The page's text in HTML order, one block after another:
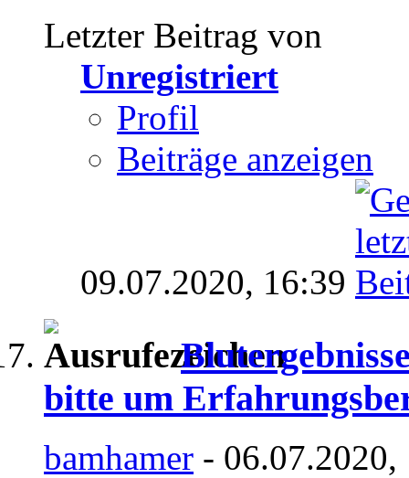
Letzter Beitrag von
Unregistriert
Profil
Beiträge anzeigen
09.07.2020, 16:39
bitte um
bamhamer -